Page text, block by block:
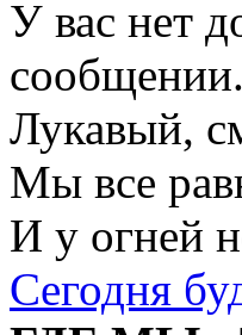
У вас нет
сообщении.
Лукавый,
Мы все
И у огней
Сегодня